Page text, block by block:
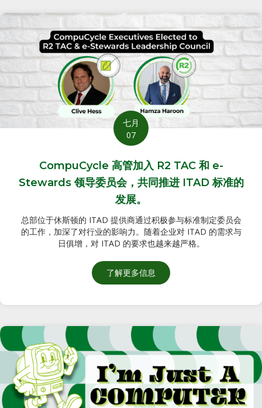
七月
07
CompuCycle 高管加入 R2 TAC 和 e-
Stewards 领导委员会，共同推进 ITAD 标准的
发展。
总部位于休斯顿的 ITAD 提供商通过积极参与标准制定委员会
的工作，加深了对行业的影响力。随着企业对 ITAD 的需求与
日俱增，对 ITAD 的要求也越来越严格。
了解更多有关 CompuCycle 高管加入 R2
信息